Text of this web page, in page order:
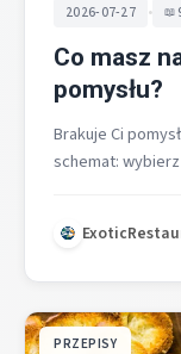
2026-07-27 •
Co masz
pomysłu?
Brakuje Ci
schemat:
PRZEPISY